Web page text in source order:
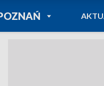
POWRÓT DO
TVP REGIONY